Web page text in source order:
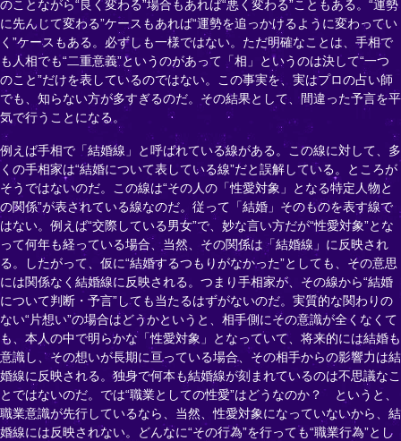
のことながら“良く変わる”場合もあれば“悪く変わる”こともある。“運勢
に先んじて変わる”ケースもあれば“運勢を追っかけるように変わってい
く”ケースもある。必ずしも一様ではない。ただ明確なことは、手相で
も人相でも“二重意義”というのがあって「相」というのは決して“一つ
のこと”だけを表しているのではない。この事実を、実はプロの占い師
でも、知らない方が多すぎるのだ。その結果として、間違った予言を平
気で行うことになる。
例えば手相で「結婚線」と呼ばれている線がある。この線に対して、多
くの手相家は“結婚について表している線”だと誤解している。ところが
そうではないのだ。この線は“その人の「性愛対象」となる特定人物と
の関係”が表されている線なのだ。従って「結婚」そのものを表す線で
はない。例えば“交際している男女”で、妙な言い方だが“性愛対象”とな
って何年も経っている場合、当然、その関係は「結婚線」に反映され
る。したがって、仮に“結婚するつもりがなかった”としても、その意思
には関係なく結婚線に反映される。つまり手相家が、その線から“結婚
について判断・予言”しても当たるはずがないのだ。実質的な関わりの
ない“片想い”の場合はどうかというと、相手側にその意識が全くなくて
も、本人の中で明らかな「性愛対象」となっていて、将来的には結婚も
意識し、その想いが長期に亘っている場合、その相手からの影響力は結
婚線に反映される。独身で何本も結婚線が刻まれているのは不思議なこ
とではないのだ。では“職業としての性愛”はどうなのか？ というと、
職業意識が先行しているなら、当然、性愛対象になっていないから、結
婚線には反映されない。どんなに“その行為”を行っても“職業行為”とし